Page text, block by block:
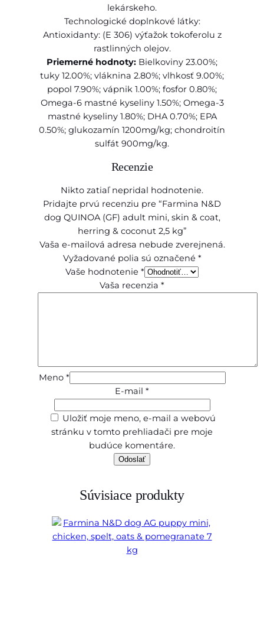
r
i
g
&
c
o
c
o
,
5
k
lekárskeho.
Technologické doplnkové látky:
Antioxidanty: (E 306) výťažok tokoferolu z
rastlinných olejov.
Priemerné hodnoty: Bielkoviny 23.00%;
tuky 12.00%; vláknina 2.80%; vlhkosť 9.00%;
popol 7.90%; vápnik 1.00%; fosfor 0.80%;
Omega-6 mastné kyseliny 1.50%; Omega-3
mastné kyseliny 1.80%; DHA 0.70%; EPA
0.50%; glukozamín 1200mg/kg; chondroitín
sulfát 900mg/kg.
Recenzie
Nikto zatiaľ nepridal hodnotenie.
Pridajte prvú recenziu pre “Farmina N&D
dog QUINOA (GF) adult mini, skin & coat,
herring & coconut 2,5 kg”
Vaša e-mailová adresa nebude zverejnená.
Vyžadované polia sú označené *
Vaše hodnotenie *
Vaša recenzia *
Meno *
E-mail *
Uložiť moje meno, e-mail a webovú
stránku v tomto prehliadači pre moje
budúce komentáre.
Súvisiace produkty